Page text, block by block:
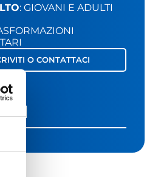
: GIOVANI E ADULTI
O CONTATTACI